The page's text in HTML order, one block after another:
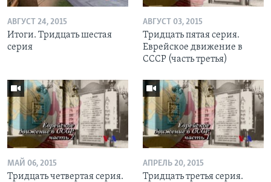
АВГУСТ 24, 2015
Итоги. Тридцать шестая
серия
АВГУСТ 03, 2015
Тридцать пятая серия.
Еврейское движение в
СССР (часть третья)
МАЙ 06, 2015
Тридцать четвертая серия.
АПРЕЛЬ 20, 2015
Тридцать третья серия.